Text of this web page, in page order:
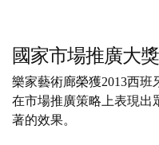
國家市場推廣大獎
樂家藝術廊榮獲2013西
在市場推廣策略上表現出
著的效果。